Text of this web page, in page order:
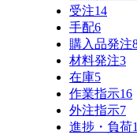
受注14
手配6
購入品発注
材料発注3
在庫5
作業指示16
外注指示7
進捗・負荷